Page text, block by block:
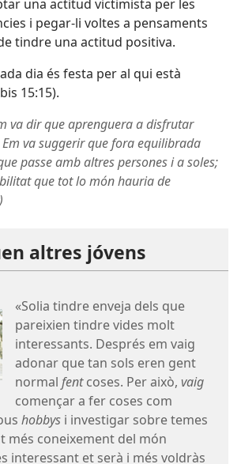
una actitud victimista per les
i pegar-li voltes a pensaments
tindre una actitud positiva.
dia és festa per al qui està
15:15).
va dir que aprenguera a disfrutar
Em va suggerir que fora equilibrada
passe amb altres persones i a soles;
que tot lo món hauria de
altres jóvens
«Solia tindre enveja dels que
pareixien tindre vides molt
interessants. Després em vaig
adonar que tan sols eren gent
normal fentcoses. Per això, vaig
començar a fer coses com
hobbys i investigar sobre temes
més coneixement del món
interessant et serà i més voldràs